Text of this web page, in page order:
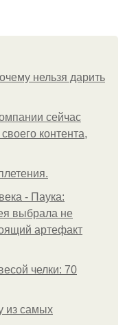
нельзя дарить
сейчас
контента,
- Паука:
выбрала не
артефакт
челки: 70
из самых